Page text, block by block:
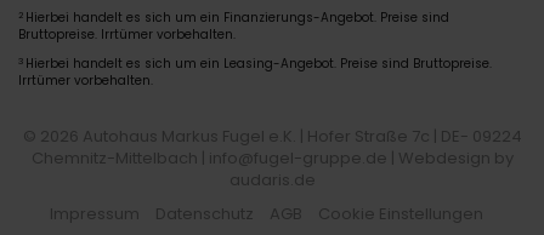
2 Hierbei handelt es sich um ein Finanzierungs-Angebot. Preise sind
Bruttopreise. Irrtümer vorbehalten.
3 Hierbei handelt es sich um ein Leasing-Angebot. Preise sind Bruttopreise.
Irrtümer vorbehalten.
© 2026 Autohaus Markus Fugel e.K. | Hofer Straße 7c | DE- 09224
Chemnitz-Mittelbach | info@fugel-gruppe.de | Webdesign by
audaris.de
Impressum
Datenschutz AGB Cookie Einstellungen